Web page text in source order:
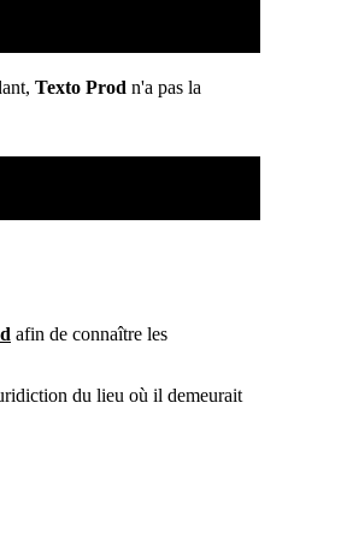
Texto Prod n'a pas la
afin de connaître les
du lieu où il demeurait